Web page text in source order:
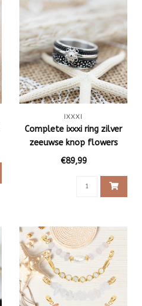
IXXXI
Complete ixxxi ring zilver
zeeuwse knop flowers
€89,99